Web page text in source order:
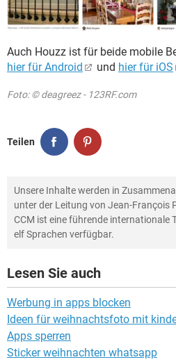
Auch Houzz ist für beide mobile
hier für Android
und hier für iOS
Foto: © deagreez - 123RF.com
Teilen
Unsere Inhalte werden in
unter der Leitung von Jean-François
CCM ist eine führende internationale
elf Sprachen verfügbar.
Lesen Sie auch
Werbung in apps blocken
Ideen für weihnachtsfoto mit
Apps sperren
Sticker weihnachten whatsapp